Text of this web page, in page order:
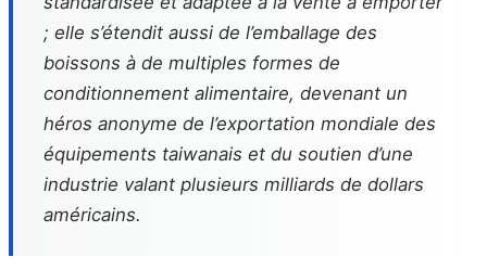
; elle s’étendit aussi de l’emballage des
boissons à de multiples formes de
conditionnement alimentaire, devenant un
héros anonyme de l’exportation mondiale des
équipements taiwanais et du soutien d’une
industrie valant plusieurs milliards de dollars
américains.